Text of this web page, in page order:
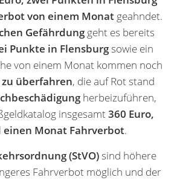
von einem Monat geahndet.
Gefährdunggeht es bereits
Punkte in Flensburgsowie ein
von einem Monat kommen noch
überfahren, die auf Rot stand
herbeizuführen,
insgesamt 360 Euro,
einen Monat Fahrverbot.
(StVO)sind höhere
Fahrverbot möglich und der